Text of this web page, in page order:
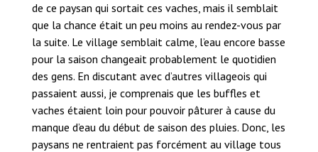
de ce paysan qui sortait ces vaches, mais il semblait
que la chance était un peu moins au rendez-vous par
la suite. Le village semblait calme, l’eau encore basse
pour la saison changeait probablement le quotidien
des gens. En discutant avec d’autres villageois qui
passaient aussi, je comprenais que les buffles et
vaches étaient loin pour pouvoir pâturer à cause du
manque d’eau du début de saison des pluies. Donc, les
paysans ne rentraient pas forcément au village tous